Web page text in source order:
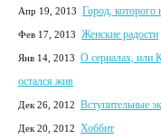
Апр 19, 2013 Город, которого
Фев 17, 2013 Женские радости
Янв 14, 2013 О сериалах, или
остался жив
Дек 26, 2012 Вступительные
Дек 20, 2012 Хоббит